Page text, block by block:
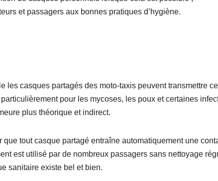
et passagers aux bonnes pratiques d’hygiène.
les casques partagés des moto-taxis peuvent transmettre
pour les mycoses, les poux et certaines
plus théorique et indirect.
que tout casque partagé entraîne automatiquement une
est utilisé par de nombreux passagers sans nettoyage
sanitaire existe bel et bien.